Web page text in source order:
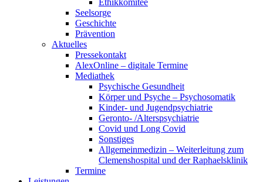
Ethikkomitee
Seelsorge
Geschichte
Prävention
Aktuelles
Pressekontakt
AlexOnline – digitale Termine
Mediathek
Psychische Gesundheit
Körper und Psyche – Psychosomatik
Kinder- und Jugendpsychiatrie
Geronto- /Alterspsychiatrie
Covid und Long Covid
Sonstiges
Allgemeinmedizin – Weiterleitung zum
Clemenshospital und der Raphaelsklinik
Termine